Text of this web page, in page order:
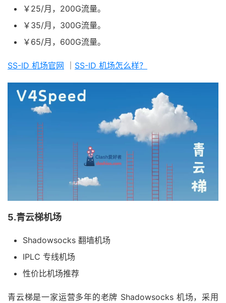
￥25/月，200G流量。
￥35/月，300G流量。
￥65/月，600G流量。
SS-ID 机场官网 SS-ID 机场怎么样？
5.青云梯机场
Shadowsocks 翻墙机场
IPLC 专线机场
性价比机场推荐
青云梯是一家运营多年的老牌 Shadowsocks 机场，采用